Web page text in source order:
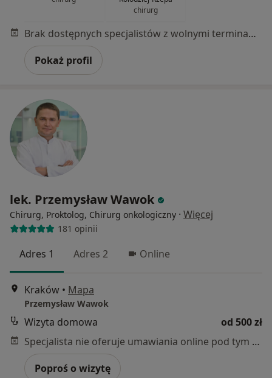
chirurg
Brak dostępnych specjalistów z wolnymi terminami w tym centrum medycznym.
Pokaż profil
lek. Przemysław Wawok
Chirurg, Proktolog, Chirurg onkologiczny · Więcej
181 opinii
Adres 1 Adres 2 Online
Kraków • Mapa
Przemysław Wawok
Wizyta domowa
od 500 zł
Specjalista nie oferuje umawiania online pod tym adresem.
Poproś o wizytę